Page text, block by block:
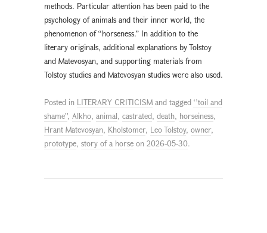
methods. Particular attention has been paid to the
psychology of animals and their inner world, the
phenomenon of “horseness.” In addition to the
literary originals, additional explanations by Tolstoy
and Matevosyan, and supporting materials from
Tolstoy studies and Matevosyan studies were also used.
Posted in LITERARY CRITICISM and tagged ‘’toil and
shame'', Alkho, animal, castrated, death, horseiness,
Hrant Matevosyan, Kholstomer, Leo Tolstoy, owner,
prototype, story of a horse on 2026-05-30.